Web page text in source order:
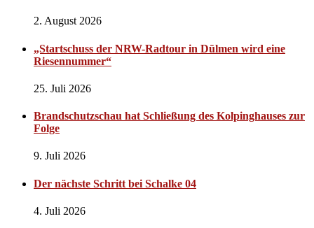
2. August 2026
„Startschuss der NRW-Radtour in Dülmen wird eine
Riesennummer“
25. Juli 2026
Brandschutzschau hat Schließung des Kolpinghauses zur
Folge
9. Juli 2026
Der nächste Schritt bei Schalke 04
4. Juli 2026